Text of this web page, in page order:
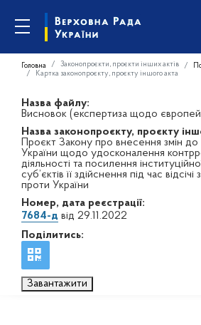
Головна Законопроєкти, проєкти інших актів
Картка законопроєкту, проєкту іншого акта
Назва файлу:
Висновок (експертиза щодо
Назва законопроєкту, проєкту
Проєкт Закону про внесення змін до
України щодо удосконалення
діяльності та посилення
суб’єктів її здійснення під час відсічі
проти України
Номер, дата реєстрації:
7684-д від 29.11.2022
Поділитись:
Завантажити